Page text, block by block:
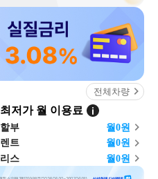
전체차량
최저가 월 이용료
할부 월 0원
렌트
월0원
리스
월 0원